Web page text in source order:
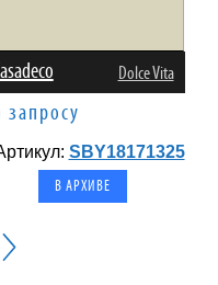
Dolce Vita
запросу
SBY18171325
В АРХИВЕ